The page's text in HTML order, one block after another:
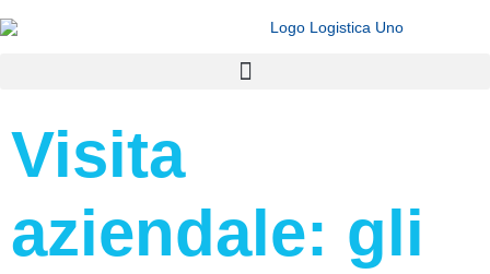
Visita
aziendale: gli